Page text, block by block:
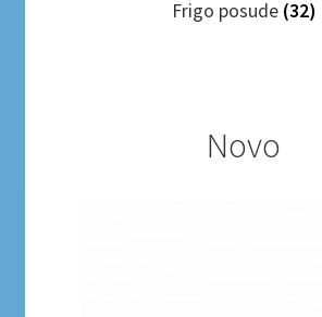
Frigo posude (32)
Novo